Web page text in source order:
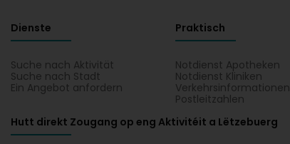
Dienste
Suche nach Aktivität
Suche nach Stadt
Ein Angebot anfordern
Praktisch
Notdienst Apotheken
Notdienst Kliniken
Verkehrsinformationen
Postleitzahlen
Hutt direkt Zougang op eng Aktivitéit a Lëtzebuerg